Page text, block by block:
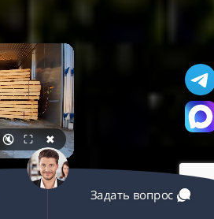
🔇 ⛶ ✖
Задать вопрос